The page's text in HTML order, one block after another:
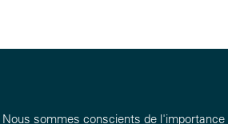
Nous sommes conscients de